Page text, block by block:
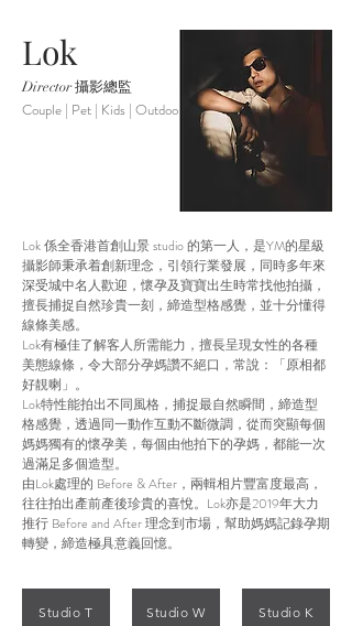
Lok
Director 攝影總監
Couple | Pet | Kids | Outdoor
Lok 係全香港首創山景 studio 的第一人，是YM的星級
攝影師秉承着創新理念，引領行業發展，同時多年來
深受城中名人歡迎，懷孕及寶寶出生時常找他拍攝，
擅長捕捉自然珍貴一刻，締造型格感覺，並十分懂得
線條美感。
Lok有極佳了解客人所需能力，擅長呈現女性的各種
美態線條，令大部分孕媽讚不絕口，常說：「原相都
好靚喇」。
Lok特性能拍出不同風格，捕捉最自然瞬間，締造型
格感覺，透過同一動作互動不斷微調，從而突顯每個
媽媽獨有的懷孕美，每個由他拍下的孕媽，都能一次
過滿足多個造型。
由Lok處理的 Before & After，兩輯相片豐富度最高，
往往拍出產前產後珍貴的喜悅。Lok亦是2019年大力
推行 Before and After 理念到市場，幫助媽媽記錄孕期
轉變，締造極具意義回憶。
Studio T Studio W Studio K